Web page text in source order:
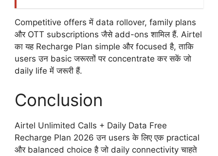
Competitive offers में data rollover, family plans
और OTT subscriptions जैसे add-ons शामिल हैं. Airtel
का यह Recharge Plan simple और focused है, ताकि
users उन basic जरूरतों पर concentrate कर सकें जो
daily life में जरूरी हैं.
Conclusion
Airtel Unlimited Calls + Daily Data Free
Recharge Plan 2026 उन users के लिए एक practical
और balanced choice है जो daily connectivity चाहते